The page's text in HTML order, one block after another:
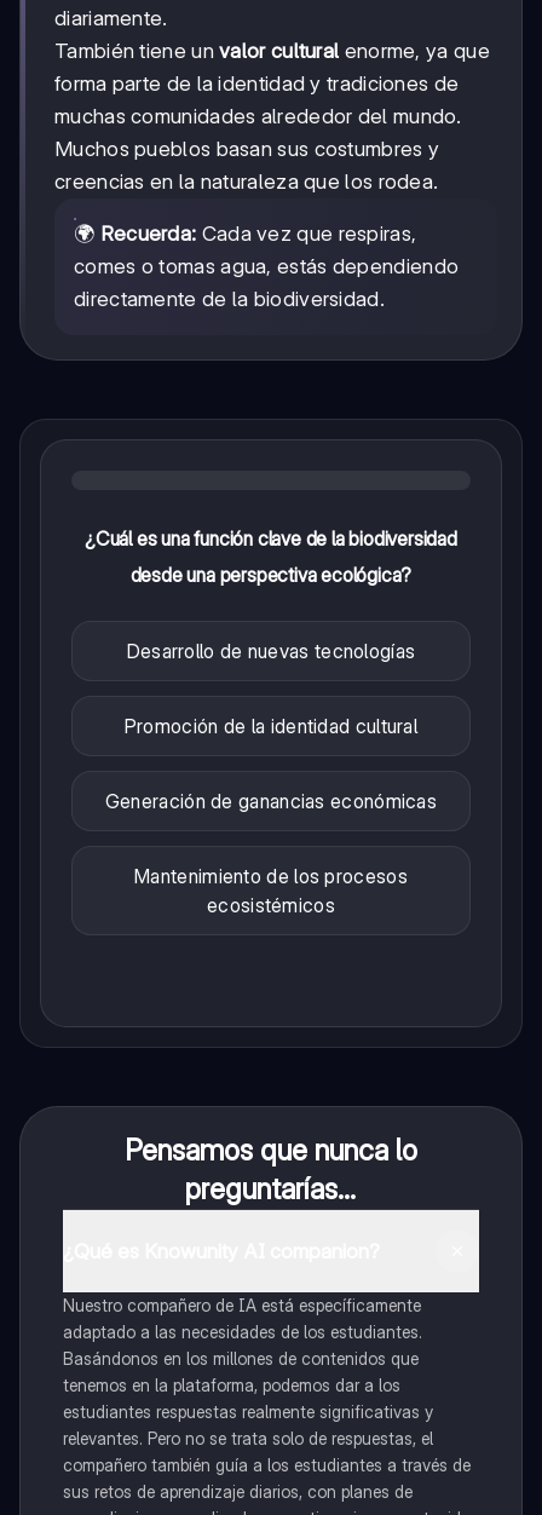
diariamente.
También tiene unvalor cultural enorme, ya que
forma parte de la identidad y tradiciones de
muchas comunidades alrededor del mundo.
Muchos pueblos basan sus costumbres y
creencias en la naturaleza que los rodea.
🌍 Recuerda: Cada vez que respiras,
comes o tomas agua, estás dependiendo
directamente de la biodiversidad.
¿Cuál es una función clave de la biodiversidad
desde una perspectiva ecológica?
Desarrollo de nuevas tecnologías
Promoción de la identidad cultural
Generación de ganancias económicas
Mantenimiento de los procesos
ecosistémicos
Pensamos que nunca lo
preguntarías...
Nuestro compañero de IA está específicamente
adaptado a las necesidades de los estudiantes.
Basándonos en los millones de contenidos que
tenemos en la plataforma, podemos dar a los
estudiantes respuestas realmente significativas y
relevantes. Pero no se trata solo de respuestas, el
compañero también guía a los estudiantes a través de
sus retos de aprendizaje diarios, con planes de